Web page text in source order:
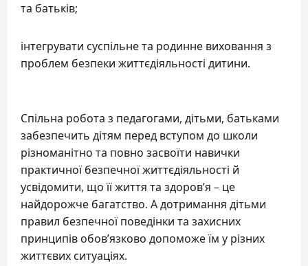
та батьків;
інтегрувати суспільне та родинне виховання з
проблем безпеки життєдіяльності дитини.
Спільна робота з педагогами, дітьми, батьками
забезпечить дітям перед вступом до школи
різноманітно та повно засвоїти навички
практичної безпечної життєдіяльності й
усвідомити, що її життя та здоров’я – це
найдорожче багатство. А дотримання дітьми
правил безпечної поведінки та захисних
принципів обов’язково допоможе їм у різних
життєвих ситуаціях.